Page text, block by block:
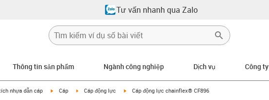
Tư vấn nhanh qua Zalo
Thông tin sản phẩm Ngành công nghiệp Dịch vụ Công ty
right
nhựa dẫn cáp igus-icon-arrow-right
Cáp igus-icon-arrow-right
Cáp động lực igus-icon-arrow-right
Cáp động lực chainflex® CF896